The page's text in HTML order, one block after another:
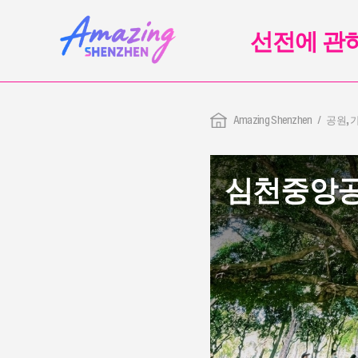
Amazing Shenzhen 공원,
심천중앙
선전에 관